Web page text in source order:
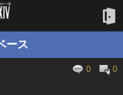
ース
0
0